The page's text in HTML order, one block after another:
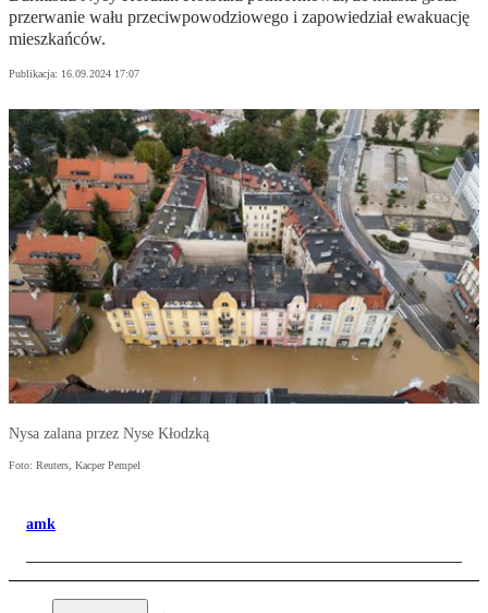
przerwanie wału przeciwpowodziowego i zapowiedział ewakuację
mieszkańców.
Publikacja: 16.09.2024 17:07
Nysa zalana przez Nyse Kłodzką
Foto: Reuters, Kacper Pempel
amk